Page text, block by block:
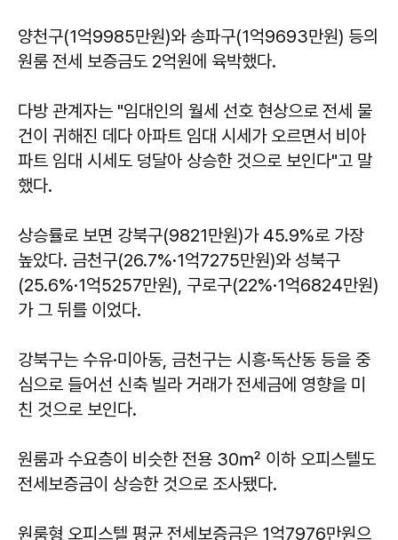
양천구(1억9985만원)와 송파구(1억9693만원) 등의
원룸 전세 보증금도 2억원에 육박했다.
다방 관계자는 "임대인의 월세 선호 현상으로 전세 물
건이 귀해진 데다 아파트 임대 시세가 오르면서 비아
파트 임대 시세도 덩달아 상승한 것으로 보인다"고 말
했다.
상승률로 보면 강북구(9821만원)가 45.9%로 가장
높았다. 금천구(26.7%·1억7275만원)와 성북구
(25.6%·1억5257만원), 구로구(22%·1억6824만원)
가 그 뒤를 이었다.
강북구는 수유·미아동, 금천구는 시흥·독산동 등을 중
심으로 들어선 신축 빌라 거래가 전세금에 영향을 미
친 것으로 보인다.
원룸과 수요층이 비슷한 전용 30㎡ 이하 오피스텔도
전세보증금이 상승한 것으로 조사됐다.
원룸형 오피스텔 평균 전세보증금은 1억7976만원으